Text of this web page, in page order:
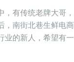
有传统老牌大哥，
， 南街北巷生鲜电商
业的新人，希望有一